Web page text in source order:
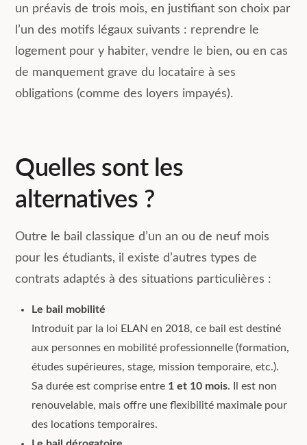
un préavis de trois mois, en justifiant son choix par
l’un des motifs légaux suivants : reprendre le
logement pour y habiter, vendre le bien, ou en cas
de manquement grave du locataire à ses
obligations (comme des loyers impayés).
Quelles sont les
alternatives ?
Outre le bail classique d’un an ou de neuf mois
pour les étudiants, il existe d’autres types de
contrats adaptés à des situations particulières :
Le bail mobilité
Introduit par la loi ELAN en 2018, ce bail est destiné
aux personnes en mobilité professionnelle (formation,
études supérieures, stage, mission temporaire, etc.).
Sa durée est comprise entre 1 et 10 mois. Il est non
renouvelable, mais offre une flexibilité maximale pour
des locations temporaires.